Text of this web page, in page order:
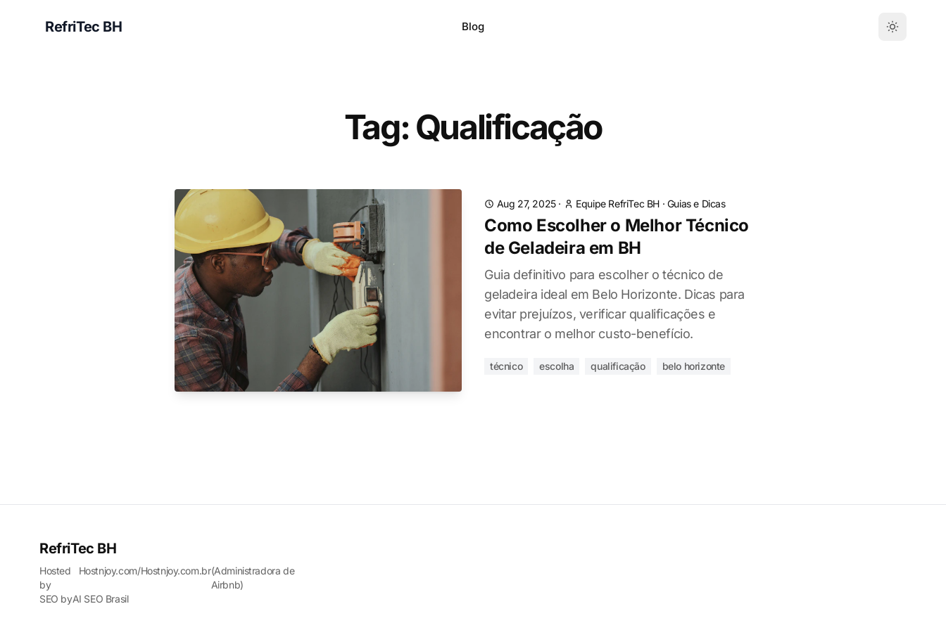
RefriTec BH Blog
Tag: Qualificação
Aug 27, 2025· Equipe RefriTec BH · Guias e Dicas
Como Escolher o Melhor Técnico
de Geladeira em BH
Guia definitivo para escolher o técnico de
geladeira ideal em Belo Horizonte. Dicas para
evitar prejuízos, verificar qualificações e
encontrar o melhor custo-benefício.
técnico escolha qualificação belo horizonte
RefriTec BH
Hosted
by
Hostnjoy.com/Hostnjoy.com.br(Administradora de
Airbnb)
SEO byAI SEO Brasil